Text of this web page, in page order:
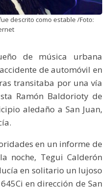
descrito como estable /Foto:
de música urbana
de automóvil en
transitaba por una vía
Ramón Baldorioty de
aledaño a San Juan,
en un informe de
noche, Tegui Calderón
en solitario un lujoso
en dirección de San